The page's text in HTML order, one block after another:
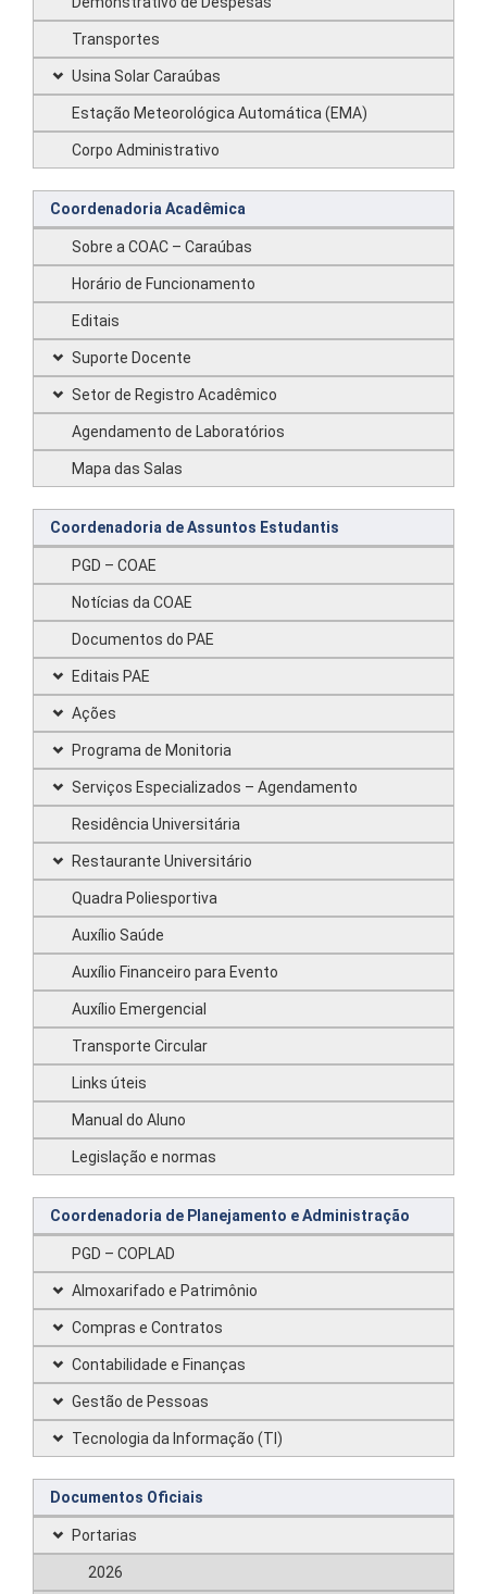
Transportes
Usina Solar Caraúbas
Estação Meteorológica Automática (EMA)
Corpo Administrativo
Coordenadoria Acadêmica
Sobre a COAC – Caraúbas
Horário de Funcionamento
Editais
Suporte Docente
Setor de Registro Acadêmico
Agendamento de Laboratórios
Mapa das Salas
Coordenadoria de Assuntos Estudantis
PGD – COAE
Notícias da COAE
Documentos do PAE
Editais PAE
Ações
Programa de Monitoria
Serviços Especializados – Agendamento
Residência Universitária
Restaurante Universitário
Quadra Poliesportiva
Auxílio Saúde
Auxílio Financeiro para Evento
Auxílio Emergencial
Transporte Circular
Links úteis
Manual do Aluno
Legislação e normas
Coordenadoria de Planejamento e Administração
PGD – COPLAD
Almoxarifado e Patrimônio
Compras e Contratos
Contabilidade e Finanças
Gestão de Pessoas
Tecnologia da Informação (TI)
Documentos Oficiais
Portarias
2026